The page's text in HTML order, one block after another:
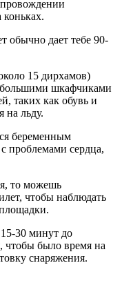
коньках.
обычно дает тебе 90-
15 дирхамов)
шкафчиками
таких как обувь и
на льду.
беременным
проблемами сердца,
то можешь
чтобы наблюдать
30 минут до
чтобы было время на
снаряжения.